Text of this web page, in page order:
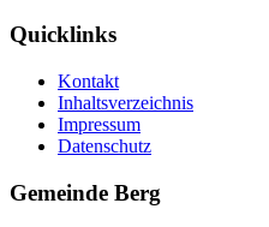
Quicklinks
Kontakt
Inhaltsverzeichnis
Impressum
Datenschutz
Gemeinde Berg